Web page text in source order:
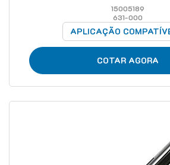
15005189
631-000
APLICAÇÃO
COTAR AGORA